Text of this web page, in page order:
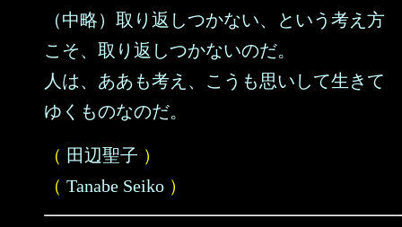
（中略）取り返しつかない、という考え方
こそ、取り返しつかないのだ。
人は、ああも考え、こうも思いして生きて
ゆくものなのだ。
（ 田辺聖子 ）
（ Tanabe Seiko ）